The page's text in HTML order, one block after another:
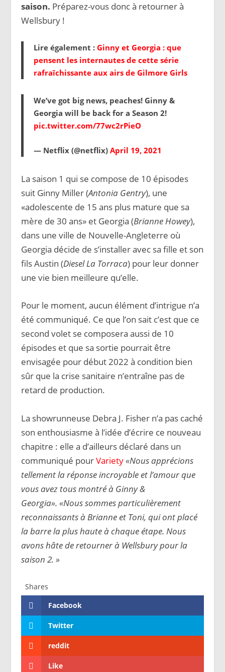
saison. Préparez-vous donc à retourner à
Wellsbury !
Lire également :Ginny et Georgia : que
pensent les internautes de cette série
rafraîchissante aux airs de Gilmore Girls
We’ve got big news, peaches! Ginny &
Georgia will be back for a Season 2!
pic.twitter.com/77wc2rPieO
— Netflix (@netflix)April 19, 2021
La saison 1 qui se compose de 10 épisodes
suit Ginny Miller (Antonia Gentry), une
«adolescente de 15 ans plus mature que sa
mère de 30 ans» et Georgia (Brianne Howey),
dans une ville de Nouvelle-Angleterre où
Georgia décide de s’installer avec sa fille et son
fils Austin (Diesel La Torraca) pour leur donner
une vie bien meilleure qu’elle.
Pour le moment, aucun élément d’intrigue n’a
été communiqué. Ce que l’on sait c’est que ce
second volet se composera aussi de 10
épisodes et que sa sortie pourrait être
envisagée pour début 2022 à condition bien
sûr que la crise sanitaire n’entraîne pas de
retard de production.
La showrunneuse Debra J. Fisher n’a pas caché
son enthousiasme à l’idée d’écrire ce nouveau
chapitre : elle a d’ailleurs déclaré dans un
communiqué pourVariety«Nous apprécions
tellement la réponse incroyable et l’amour que
vous avez tous montré à Ginny &
Georgia». «Nous sommes particulièrement
reconnaissants à Brianne et Toni, qui ont placé
la barre la plus haute à chaque étape. Nous
avons hâte de retourner à Wellsbury pour la
saison 2. »
Shares
Facebook
Twitter
reddit
Like